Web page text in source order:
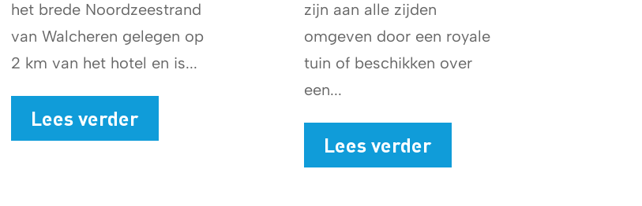
het brede Noordzeestrand
van Walcheren gelegen op
2 km van het hotel en is...
Lees verder
zijn aan alle zijden
omgeven door een royale
tuin of beschikken over
een...
Lees verder